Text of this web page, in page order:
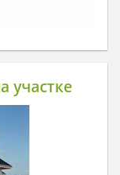
участке